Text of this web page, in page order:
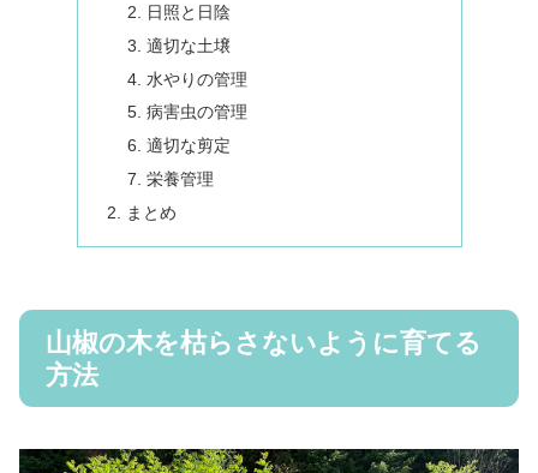
日照と日陰
適切な土壌
水やりの管理
病害虫の管理
適切な剪定
栄養管理
まとめ
山椒の木を枯らさないように育てる
方法